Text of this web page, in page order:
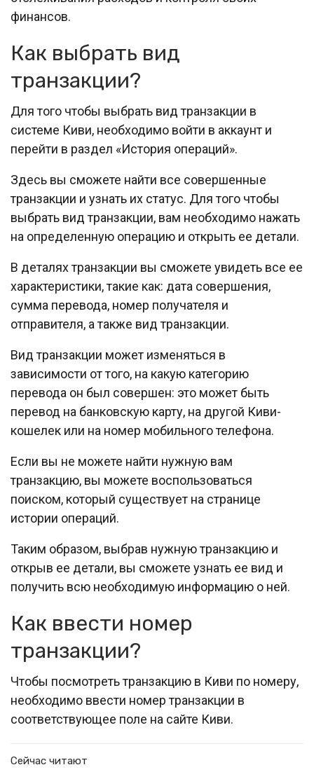
финансов.
Как выбрать вид
транзакции?
Для того чтобы выбрать вид транзакции в
системе Киви, необходимо войти в аккаунт и
перейти в раздел «История операций».
Здесь вы сможете найти все совершенные
транзакции и узнать их статус. Для того чтобы
выбрать вид транзакции, вам необходимо нажать
на определенную операцию и открыть ее детали.
В деталях транзакции вы сможете увидеть все ее
характеристики, такие как: дата совершения,
сумма перевода, номер получателя и
отправителя, а также вид транзакции.
Вид транзакции может изменяться в
зависимости от того, на какую категорию
перевода он был совершен: это может быть
перевод на банковскую карту, на другой Киви-
кошелек или на номер мобильного телефона.
Если вы не можете найти нужную вам
транзакцию, вы можете воспользоваться
поиском, который существует на странице
истории операций.
Таким образом, выбрав нужную транзакцию и
открыв ее детали, вы сможете узнать ее вид и
получить всю необходимую информацию о ней.
Как ввести номер
транзакции?
Чтобы посмотреть транзакцию в Киви по номеру,
необходимо ввести номер транзакции в
соответствующее поле на сайте Киви.
Сейчас читают